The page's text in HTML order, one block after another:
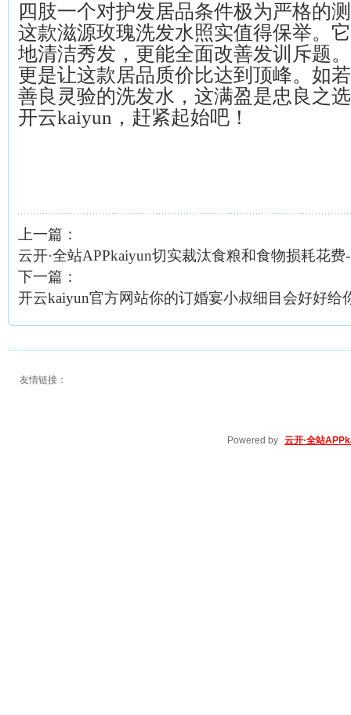
四肢一个对护发居品条件极为严格的
这款滋源玫瑰洗发水照实值得保举。
地清洁秀发，更能全面改善发训斥题
更是让这款居品质价比达到顶峰。如
善良灵验的洗发水，这满盈是忠良之
开云kaiyun，赶紧起始吧！
上一篇：
云开·全站APPkaiyun切实裁汰食粮和食物损耗花费
下一篇：
开云kaiyun官方网站你的订婚宴小叔细目会好好给
友情链接：
Powered by 云开·全站